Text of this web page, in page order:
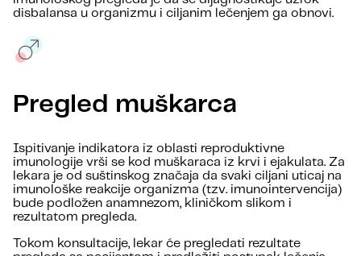
disbalansa u organizmu i ciljanim lečenjem ga obnovi.
Pregled muškarca
Ispitivanje indikatora iz oblasti reproduktivne
imunologije vrši se kod muškaraca iz krvi i ejakulata. Za
lekara je od suštinskog značaja da svaki ciljani uticaj na
imunološke reakcije organizma (tzv. imunointervencija)
bude podložen anamnezom, kliničkom slikom i
rezultatom pregleda.
Tokom konsultacije, lekar će pregledati rezultate